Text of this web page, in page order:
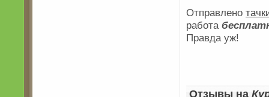
Отправлено
работа
Правда уж!
Отзывы на